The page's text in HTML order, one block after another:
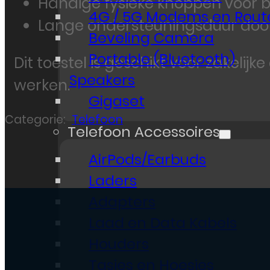
4G / 5G Modems en
Beveling Camera
Portable (Bluetooth)
Speakers
Gigaset
Telefoon Accessoires
AirPods/Earbuds
Laders
Lange ondersteuningsduur
Dit toestel is geschikt voor
werken.
Categorie: Telefoon